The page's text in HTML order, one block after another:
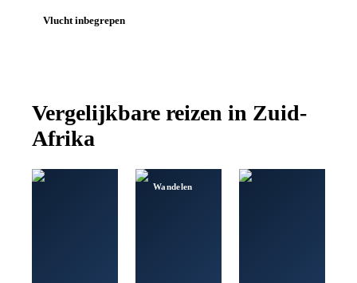
Vlucht inbegrepen
Vergelijkbare reizen in Zuid-
Afrika
Wandelen